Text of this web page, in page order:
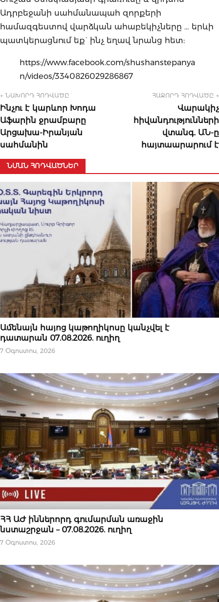
Ադրբեջանի սահմանապահ զորքերի
համազգեստով վարձկան ահաբեկիչները … երևի
պատկերացնում եք` ինչ եղավ նրանց հետ:
https://www.facebook.com/shushanstepanya
n/videos/3340826029286867
← ՆԱԽՈՐԴ ՀՈԴՎԱԾԸ
Ինչու է կարևոր Խոդա
Աֆարին ջրամբարը
Արցախա-Իրանյան
սահմանին
ՀԱՋՈՐԴ ՀՈԴՎԱԾԸ →
Վարակիչ
հիվանդությունների
վտանգ. ԱՆ-ը
հայտաարարում է
ՆՄԱՆ ՀՈԴՎԱԾՆԵՐ
ՆՈՐՈՒԹՅՈՒՆՆԵՐ
Ամենայն հայոց կաթողիկոսը կանչվել է
դատարան 07.08.2026. ուղիղ
7 Օգոստոս, 2026
ՆՈՐՈՒԹՅՈՒՆՆԵՐ
ՀՀ ԱԺ իններորդ գումարման առաջին
նստաշրջան – 07.08.2026. ուղիղ
7 Օգոստոս, 2026